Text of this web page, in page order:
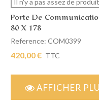
Porte De
80 X 178
Reference: COM0399
420,00 € TTC
AFFICHER